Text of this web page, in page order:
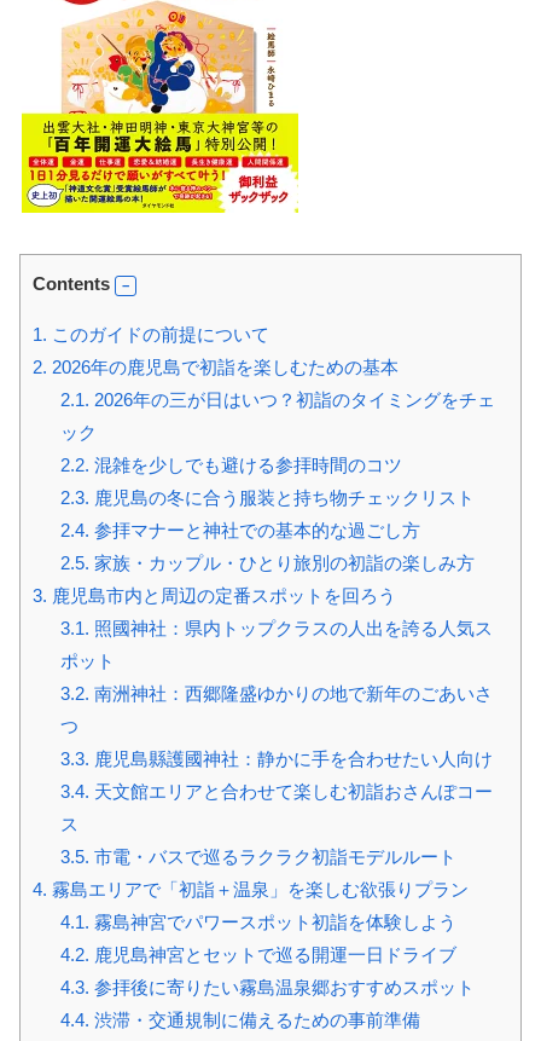
Contents
1. このガイドの前提について
2. 2026年の鹿児島で初詣を楽しむための基本
2.1. 2026年の三が日はいつ？初詣のタイミングをチェ
ック
2.2. 混雑を少しでも避ける参拝時間のコツ
2.3. 鹿児島の冬に合う服装と持ち物チェックリスト
2.4. 参拝マナーと神社での基本的な過ごし方
2.5. 家族・カップル・ひとり旅別の初詣の楽しみ方
3. 鹿児島市内と周辺の定番スポットを回ろう
3.1. 照國神社：県内トップクラスの人出を誇る人気ス
ポット
3.2. 南洲神社：西郷隆盛ゆかりの地で新年のごあいさ
つ
3.3. 鹿児島縣護國神社：静かに手を合わせたい人向け
3.4. 天文館エリアと合わせて楽しむ初詣おさんぽコー
ス
3.5. 市電・バスで巡るラクラク初詣モデルルート
4. 霧島エリアで「初詣＋温泉」を楽しむ欲張りプラン
4.1. 霧島神宮でパワースポット初詣を体験しよう
4.2. 鹿児島神宮とセットで巡る開運一日ドライブ
4.3. 参拝後に寄りたい霧島温泉郷おすすめスポット
4.4. 渋滞・交通規制に備えるための事前準備